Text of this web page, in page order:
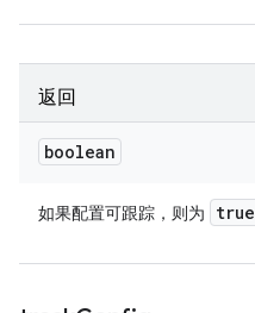
返回
boolean
如果配置可跟踪，则为 true